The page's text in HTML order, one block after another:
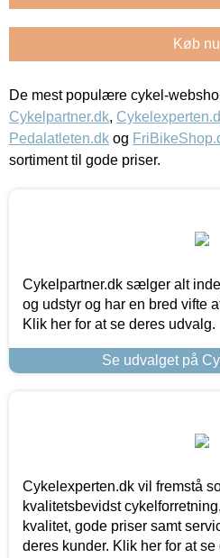
Køb
De mest populære cykel-
Cykelpartner.dk,
Pedalatleten.dk og
sortiment til gode priser.
Cykelpartner.dk sælger alt
og udstyr og har en bred vifte
Klik her for at se deres udvalg.
Se udvalget på
Cykelexperten.dk vil fremstå
kvalitetsbevidst
kvalitet, gode priser samt
deres kunder. Klik her for at